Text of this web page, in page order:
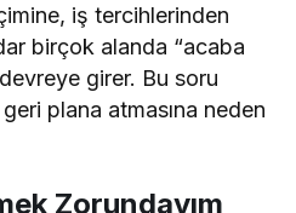
iş tercihlerinden
birçok alanda “acaba
girer. Bu soru
plana atmasına neden
Zorundayım